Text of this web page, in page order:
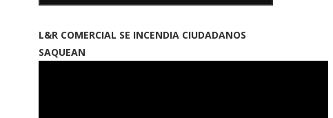
L&R COMERCIAL SE INCENDIA CIUDADANOS
SAQUEAN